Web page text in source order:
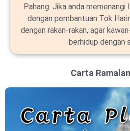
Pahang. Jika anda
dengan pembantuan Tok
dengan rakan-rakan, agar
berhidup dengan
Carta